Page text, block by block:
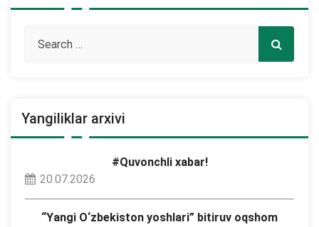
Yangiliklar arxivi
#Quvonchli xabar!
20.07.2026
“Yangi O‘zbekiston yoshlari” bitiruv oqshom